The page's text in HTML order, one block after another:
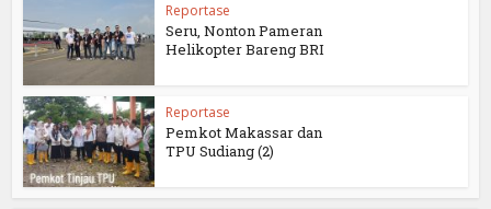
Reportase
Seru, Nonton Pameran
Helikopter Bareng BRI
Reportase
Pemkot Makassar dan
TPU Sudiang (2)